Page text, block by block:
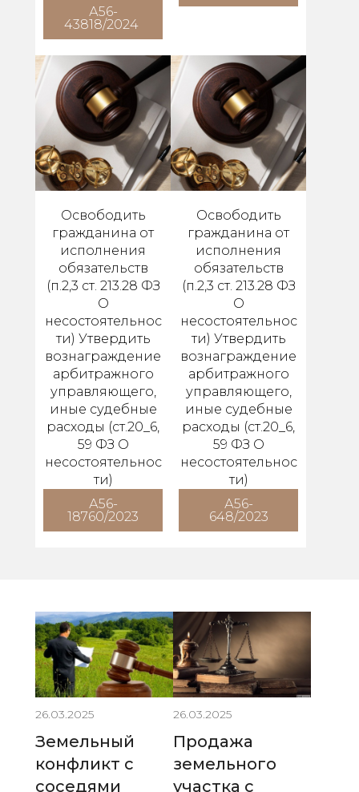
А56-
43818/2024 ​​​​​​​
Освободить
гражданина от
исполнения
обязательств
(п.2,3 ст. 213.28 ФЗ
О
несостоятельнос
ти) Утвердить
вознаграждение
арбитражного
управляющего,
иные судебные
расходы (ст.20_6,
59 ФЗ О
несостоятельнос
ти)
А56-
18760/2023
Освободить
гражданина от
исполнения
обязательств
(п.2,3 ст. 213.28 ФЗ
О
несостоятельнос
ти) Утвердить
вознаграждение
арбитражного
управляющего,
иные судебные
расходы (ст.20_6,
59 ФЗ О
несостоятельнос
ти)
А56-
648/2023
26.03.2025
Земельный
конфликт с
соседями
26.03.2025
Продажа
земельного
участка с